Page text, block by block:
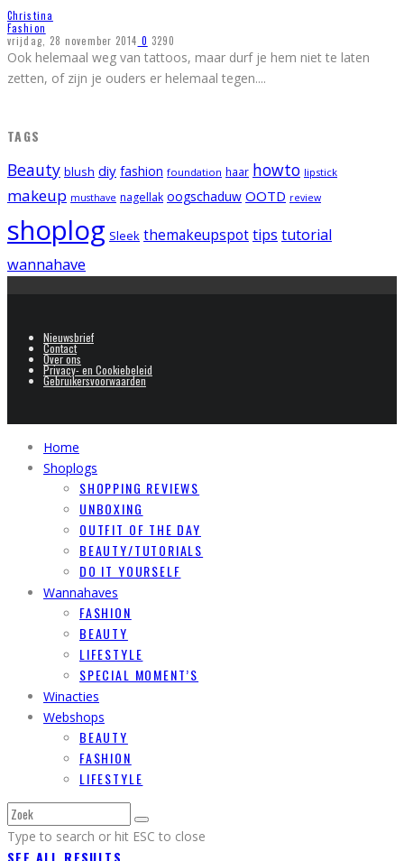
Christina
Fashion
vrijdag, 28 november 2014 0 3290
Ook helemaal weg van tattoos, maar durf je hem niet te laten
zetten, of zijn je ouders er helemaal tegen....
TAGS
Beauty blush diy fashion foundation haar howto lipstick
makeup musthave nagellak oogschaduw OOTD review
shoplog Sleek themakeupspottips tutorial
wannahave
Nieuwsbrief
Contact
Over ons
Privacy- en Cookiebeleid
Gebruikersvoorwaarden
Home
Shoplogs
SHOPPING REVIEWS
UNBOXING
OUTFIT OF THE DAY
BEAUTY/TUTORIALS
DO IT YOURSELF
Wannahaves
FASHION
BEAUTY
LIFESTYLE
SPECIAL MOMENT’S
Winacties
Webshops
BEAUTY
FASHION
LIFESTYLE
Type to search or hit ESC to close
SEE ALL RESULTS